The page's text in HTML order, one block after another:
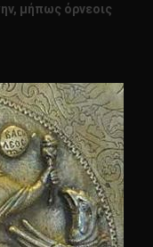
μήπως όρνεοις